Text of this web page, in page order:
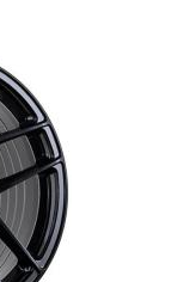
suhteessa
-
vahvempia
-vanteilla.
ne